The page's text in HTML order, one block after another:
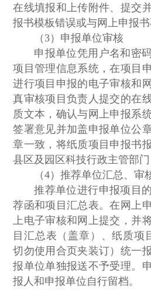
在线填报和上传附件、提交
报书模板错误或与网上申报书
（3）申报单位审核
申报单位凭用户名和密
项目管理信息系统，在项目
进行项目申报的电子审核和
真审核项目负责人提交的在
质文本，确认与网上申报系
签署意见并加盖申报单位公
章一致，将纸质项目申报书
县区及园区科技行政主管部门
（4）推荐单位汇总、审
推荐单位进行申报项目
荐函和项目汇总表。在网上
上电子审核和网上提交，并
目汇总表（盖章）、纸质项
切勿使用合页夹装订）统一
报单位单独报送不予受理。
报人和申报单位自行留档。